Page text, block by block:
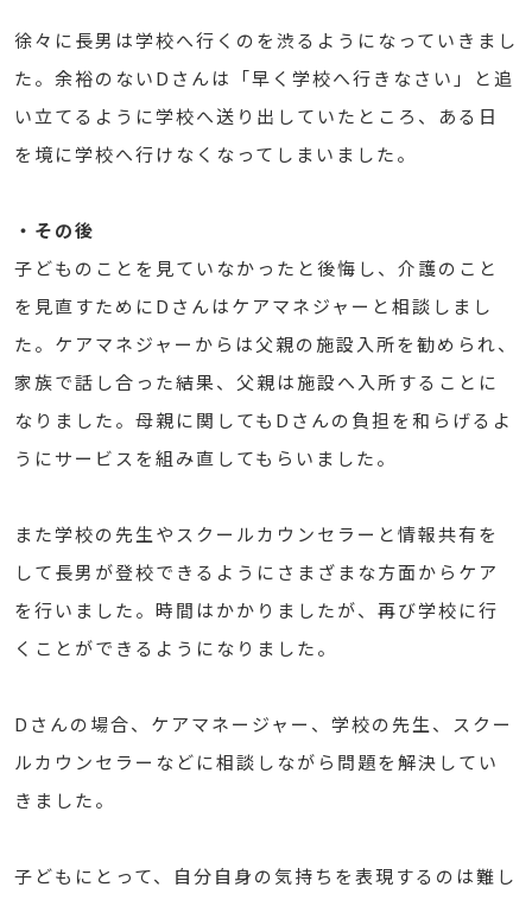
徐々に長男は学校へ行くのを渋るようになっていきまし
た。余裕のないDさんは「早く学校へ行きなさい」と追
い立てるように学校へ送り出していたところ、ある日
を境に学校へ行けなくなってしまいました。
・その後
子どものことを見ていなかったと後悔し、介護のこと
を見直すためにDさんはケアマネジャーと相談しまし
た。ケアマネジャーからは父親の施設入所を勧められ、
家族で話し合った結果、父親は施設へ入所することに
なりました。母親に関してもDさんの負担を和らげるよ
うにサービスを組み直してもらいました。
また学校の先生やスクールカウンセラーと情報共有を
して長男が登校できるようにさまざまな方面からケア
を行いました。時間はかかりましたが、再び学校に行
くことができるようになりました。
Dさんの場合、ケアマネージャー、学校の先生、スクー
ルカウンセラーなどに相談しながら問題を解決してい
きました。
子どもにとって、自分自身の気持ちを表現するのは難し